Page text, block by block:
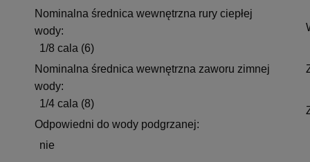
Nominalna średnica wewnętrzna rury ciepłej
wody:
1/8 cala (6)
Nominalna średnica wewnętrzna zaworu zimnej
wody:
1/4 cala (8)
Odpowiedni do wody podgrzanej:
nie